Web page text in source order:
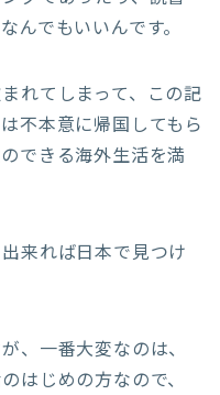
んでもいいんです。
れてしまって、この記
不本意に帰国してもら
できる海外生活を満
来れば日本で見つけ
、一番大変なのは、
はじめの方なので、